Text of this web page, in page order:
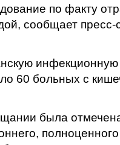
по факту
сообщает пресс-
60 больных с
была